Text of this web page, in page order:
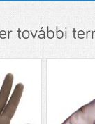
további